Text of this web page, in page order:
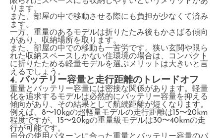
ります。
また、部屋の中で移動させる際にも負担が少なくて済み
ます。
一方、重量のあるモデルは折りたたみ後もかさばる傾向
があり、収納場所を取ります。
また、部屋の中での移動も一苦労です。狭い玄関や限ら
れた収納スペースしかない住環境の場合は、コンパクト
に折りたためる軽量モデルを選ぶメリットは大きいと言
えるでしょう。
4. バッテリー容量と走行距離のトレードオフ
重量とバッテリー容量には密接な関係があります。軽量
化を追求するモデルは必然的にバッテリー容量を抑える
傾向があり、その結果として航続距離が短くなります。
例えば、8〜10kgの超軽量モデルの走行距離は15〜20km
程度ですが、15〜20kgの重量級モデルは30〜40kmの走
行が可能です。